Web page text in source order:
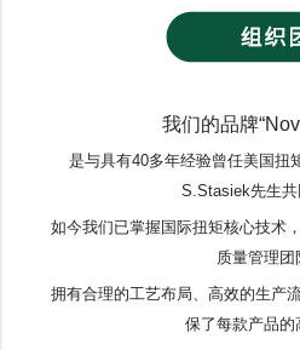
我们的品牌
是与具有40多年经验曾任美国扭
S.Stasiek先生共
如今我们已掌握国际扭矩核心技术
质量管理团
拥有合理的工艺布局、高效的生产
保了每款产品的